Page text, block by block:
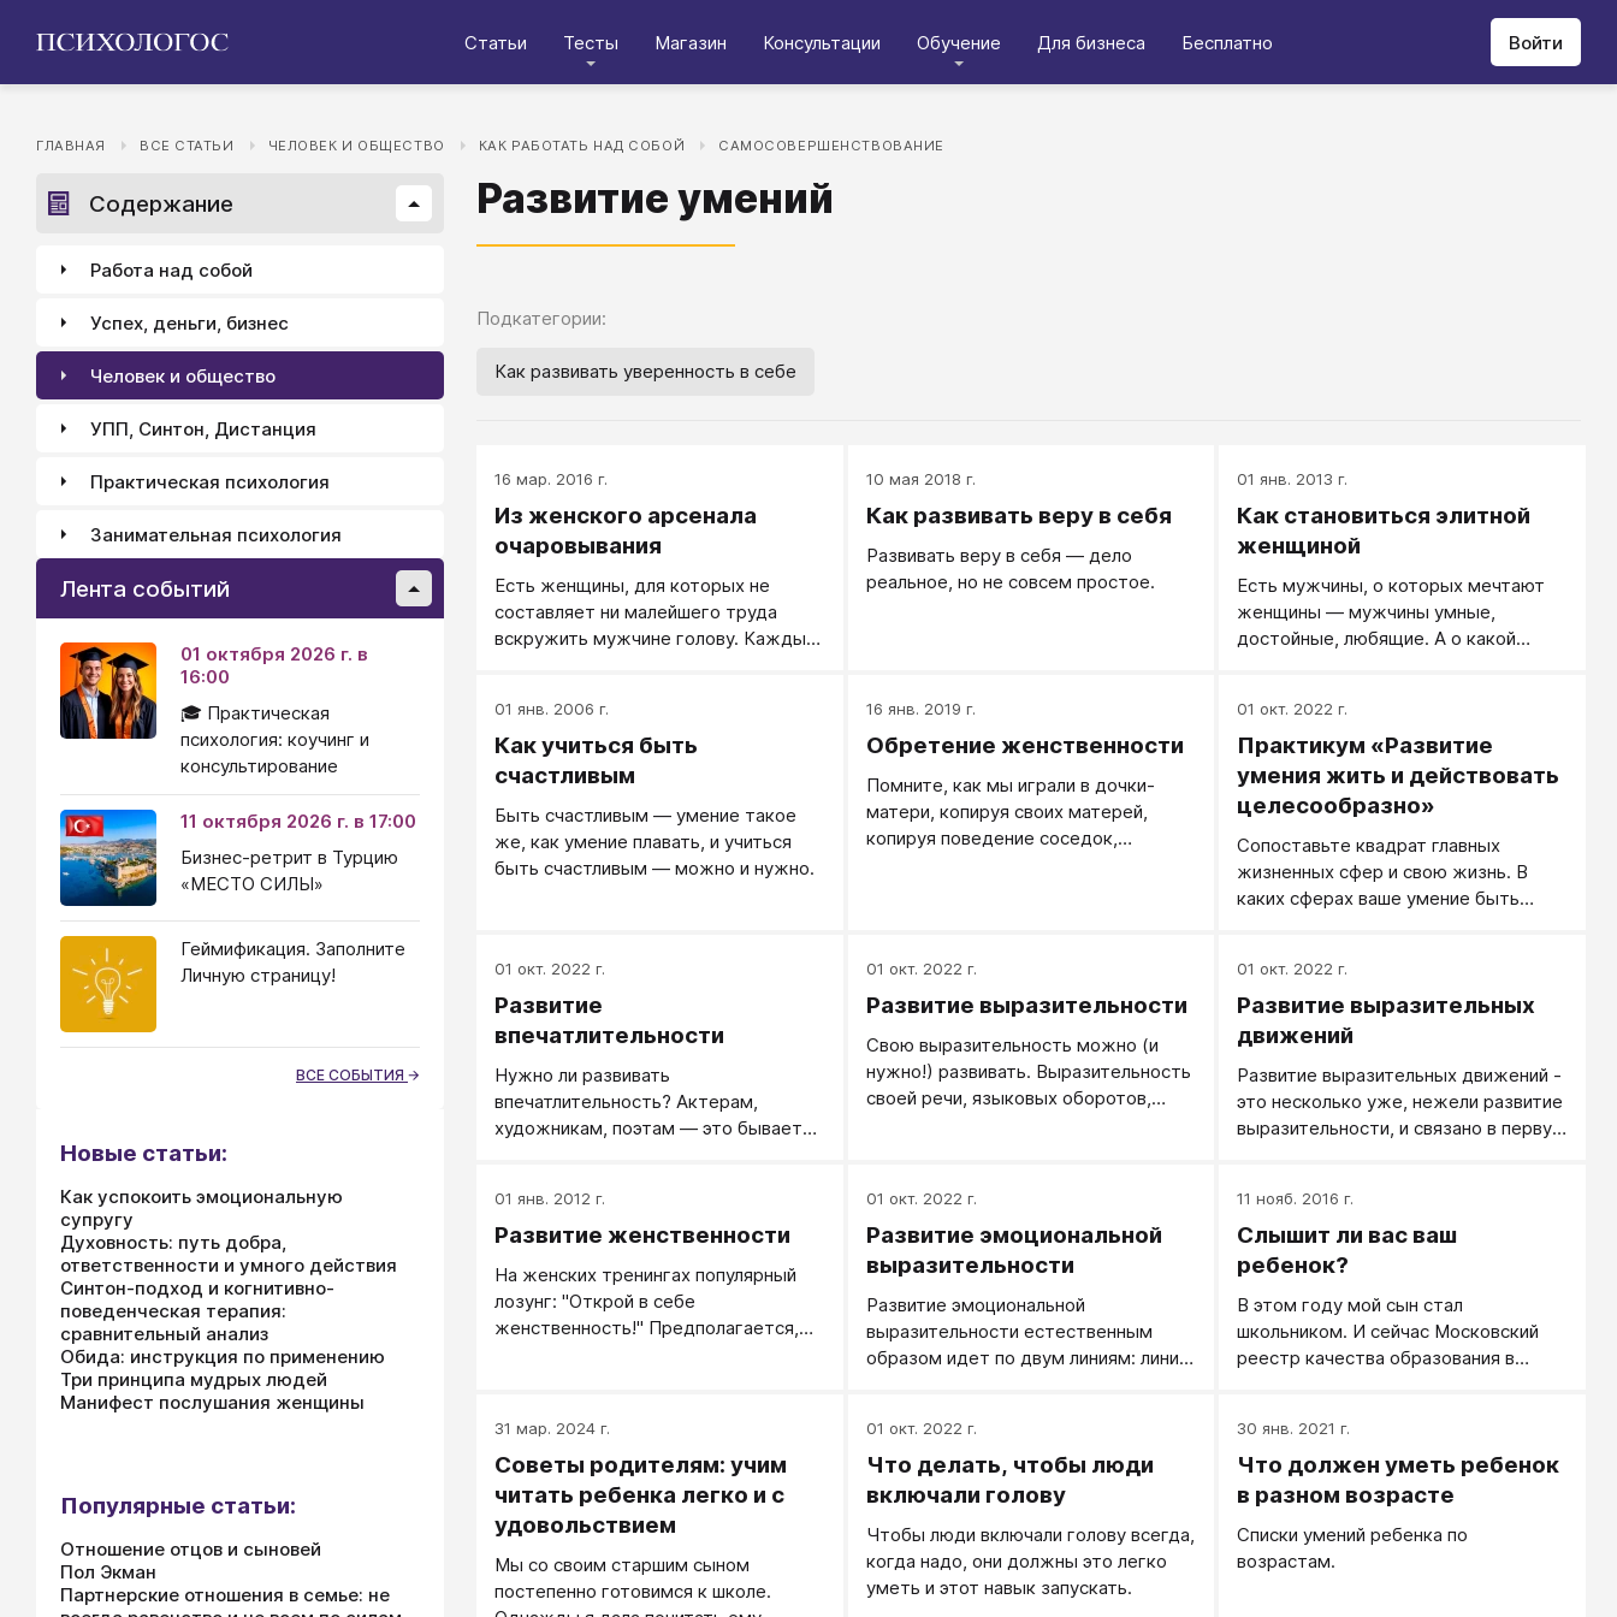
Статьи Тесты Магазин Консультации Обучение Для бизнеса Бесплатно Войти
ГЛАВНАЯ ВСЕ СТАТЬИ ЧЕЛОВЕК И ОБЩЕСТВО КАК РАБОТАТЬ НАД СОБОЙ САМОСОВЕРШЕНСТВОВАНИЕ
Развитие умений
Подкатегории:
Как развивать уверенность в себе
16 мар. 2016 г.
Из женского арсенала
очаровывания
Есть женщины, для которых не
составляет ни малейшего труда
вскружить мужчине голову. Каждый
компании. Их талант воздействия на
сильный пол виден невооруженным
глазом. А если он виден, то вполне
сейчас и сделаю. И у
заинтересованных в подобном
эффекте лиц есть хороший шанс
10 мая 2018 г.
Как развивать веру в себя
Развивать веру в себя — дело
реальное, но не совсем простое.
01 янв. 2013 г.
Как становиться элитной
женщиной
Есть мужчины, о которых мечтают
женщины — мужчины умные,
достойные, любящие. А о какой
01 янв. 2006 г.
Как учиться быть
счастливым
Быть счастливым — умение такое
же, как умение плавать, и учиться
быть счастливым — можно и нужно.
16 янв. 2019 г.
Обретение женственности
Помните, как мы играли в дочки-
матери, копируя своих матерей,
копируя поведение соседок,
01 окт. 2022 г.
Практикум «Развитие
умения жить и действовать
целесообразно»
Сопоставьте квадрат главных
жизненных сфер и свою жизнь. В
каких сферах ваше умение быть
01 окт. 2022 г.
Развитие
впечатлительности
Нужно ли развивать
впечатлительность? Актерам,
художникам, поэтам — это бывает
01 окт. 2022 г.
Развитие выразительности
Свою выразительность можно (и
нужно!) развивать. Выразительность
своей речи, языковых оборотов,
выразительности лица. Развитие
выразительности жестов. Смотри
Развитие жестов, Жестовая
гимнастика и Как встраивать жесты
в свою жизнь. Развитие языка тела.
01 окт. 2022 г.
Развитие выразительных
движений
Развитие выразительных движений -
это несколько уже, нежели развитие
выразительности, и связано в первую
координации и активности. Развитие
мимических мышц лица,
выразительных жестов в танце. Как
- актерам, танцорам, и мало
востребовано для обычных людей.
Не профессионалам по жизни
01 янв. 2012 г.
Развитие женственности
На женских тренингах популярный
лозунг: "Открой в себе
женственность!" Предполагается,
(вариант - она в ней забита, и если
просто сбросить контроль и
расслабиться), женщина сразу
станет женственной! К сожалению,
это не так.
01 окт. 2022 г.
Развитие эмоциональной
выразительности
Развитие эмоциональной
выразительности естественным
образом идет по двум линиям: линии
11 нояб. 2016 г.
Слышит ли вас ваш
ребенок?
В этом году мой сын стал
школьником. И сейчас Московский
реестр качества образования в
первоклассников в адаптационный
период. Это некий тест,
определяющий общий уровень
психоэмоциональное состояние
детей.
31 мар. 2024 г.
Советы родителям: учим
читать ребенка легко и с
удовольствием
Мы со своим старшим сыном
постепенно готовимся к школе.
01 окт. 2022 г.
Что делать, чтобы люди
включали голову
Чтобы люди включали голову всегда,
когда надо, они должны это легко
уметь и этот навык запускать.
30 янв. 2021 г.
Что должен уметь ребенок
в разном возрасте
Списки умений ребенка по
возрастам.
Содержание
Работа над собой
Успех, деньги, бизнес
Человек и общество
УПП, Синтон, Дистанция
Практическая психология
Занимательная психология
Лента событий
01 октября 2026 г. в
16:00
🎓 Практическая
психология: коучинг и
консультирование
11 октября 2026 г. в 17:00
Бизнес-ретрит в Турцию
«МЕСТО СИЛЫ»
Геймификация. Заполните
Личную страницу!
ВСЕ СОБЫТИЯ
Новые статьи:
Как успокоить эмоциональную
супругу
Духовность: путь добра,
ответственности и умного действия
Синтон-подход и когнитивно-
поведенческая терапия:
сравнительный анализ
Обида: инструкция по применению
Три принципа мудрых людей
Манифест послушания женщины
Популярные статьи:
Отношение отцов и сыновей
Пол Экман
Партнерские отношения в семье: не